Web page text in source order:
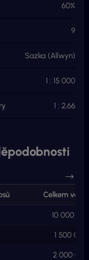
60%
9
Sazka (Allwyn)
1 : 15 000
1 : 2,66
Celkem ve
10 000
1 500 000
2 000 000